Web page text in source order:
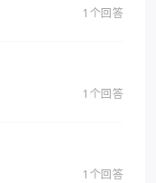
1个回答
1个回答
1个回答